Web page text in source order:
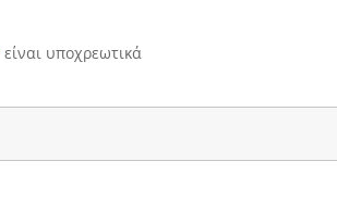
είναι υποχρεωτικά